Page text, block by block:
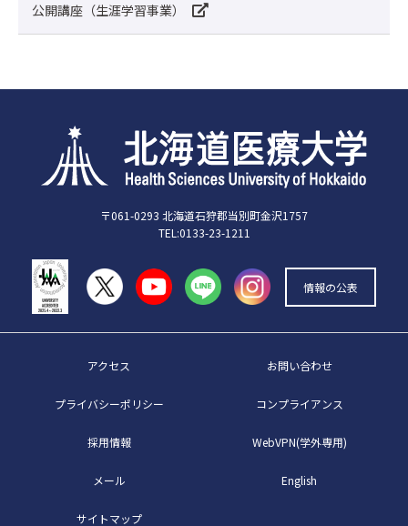
公開講座（生涯学習事業）
〒061-0293 北海道石狩郡当別町金沢1757
TEL:0133-23-1211
情報の公表
アクセス お問い合わせ
プライバシーポリシー コンプライアンス
採用情報 WebVPN(学外専用)
メール English
サイトマップ